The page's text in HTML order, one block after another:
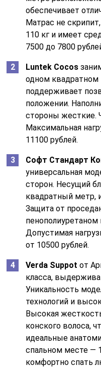
обеспечивает
Матрас не
110 кг и имеет
7500 до 7800
Luntek Cocos
одном
поддерживает
положении.
стороны жесткие.
Максимальная
11100 рублей.
Софт Стандарт
универсальная
сторон. Несущий
квадратный метр,
Защита от
Допустимая
от 10500 рублей.
Verda Suppot от
класса,
Уникальность
технологий и
Высокая
конского волоса,
идеальные
спальном месте —
комфортно спать